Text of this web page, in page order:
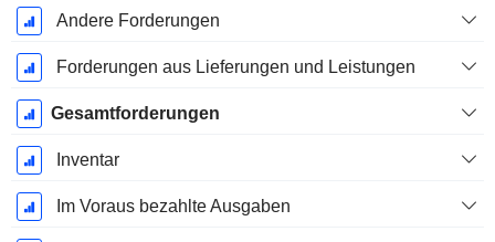
Andere Forderungen
Forderungen aus Lieferungen und Leistungen
Gesamtforderungen
Inventar
Im Voraus bezahlte Ausgaben